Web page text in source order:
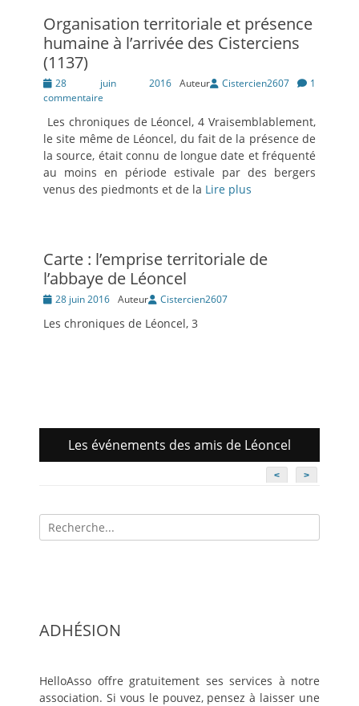
Organisation territoriale et présence
humaine à l’arrivée des Cisterciens
(1137)
Posté
le
28 juin 2016 Auteur Cistercien2607
1
commentaire
Les chroniques de Léoncel, 4 Vraisemblablement,
le site même de Léoncel, du fait de la présence de
la source, était connu de longue date et fréquenté
au moins en période estivale par des bergers
venus des piedmonts et de la Lire plus
Carte : l’emprise territoriale de
l’abbaye de Léoncel
Posté28 juin 2016 Auteur Cistercien2607
Les chroniques de Léoncel, 3
Les événements des amis de Léoncel
< >
Recherche
pour:
ADHÉSION
HelloAsso offre gratuitement ses services à notre
association. Si vous le pouvez, pensez à laisser une